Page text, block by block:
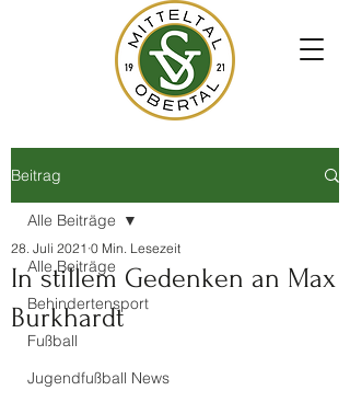
Beitrag
Alle Beiträge
Behindertensport
Fußball
Jugendfußball News
Alle Beiträge
In stillem Gedenken an Max
Burkhardt
28. Juli 2021 0 Min. Lesezeit